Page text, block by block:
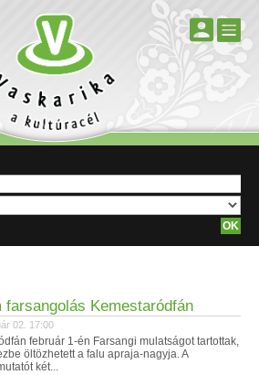
farsangolás Kemestaródfán
02. 17:00
február 1-én Farsangi mulatságot tartottak,
öltözhetett a falu apraja-nagyja. A
két...